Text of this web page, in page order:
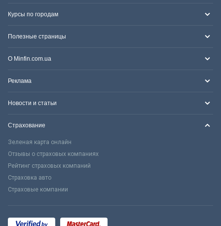
Курсы по городам
Полезные страницы
О Minfin.com.ua
Реклама
Новости и статьи
Страхование
Зеленая карта онлайн
Отзывы о страховых компаниях
Рейтинг страховых компаний
Страховка авто
Страховые компании